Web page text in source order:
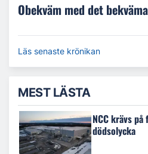
Obekväm med det bekväma
Läs senaste krönikan
MEST LÄSTA
NCC krävs
dödsolycka